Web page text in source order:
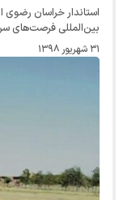
استاندار خراسان
بین‌المللی فرصت‌های
۳۱ شهریور ۱۳۹۸